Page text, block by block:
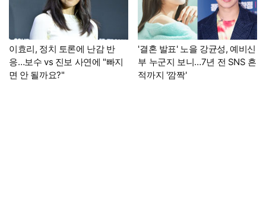
이효리, 정치 토론에 난감 반
응…보수 vs 진보 사연에 "빠지
면 안 될까요?"
'결혼 발표' 노을 강균성, 예비신
부 누군지 보니…7년 전 SNS 흔
적까지 '깜짝'